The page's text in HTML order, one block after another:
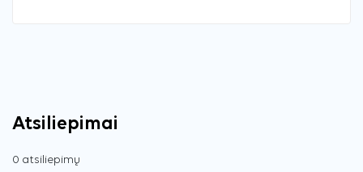
Atsiliepimai
0 atsiliepimų